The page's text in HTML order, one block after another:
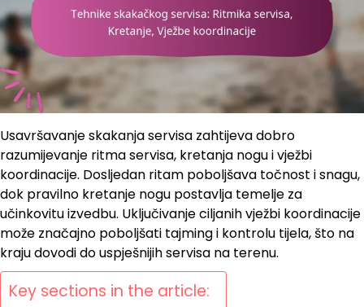
Usavršavanje skakanja servisa zahtijeva dobro
razumijevanje ritma servisa, kretanja nogu i vježbi
koordinacije. Dosljedan ritam poboljšava točnost i snagu,
dok pravilno kretanje nogu postavlja temelje za
učinkovitu izvedbu. Uključivanje ciljanih vježbi koordinacije
može značajno poboljšati tajming i kontrolu tijela, što na
kraju dovodi do uspješnijih servisa na terenu.
Key sections in the article: